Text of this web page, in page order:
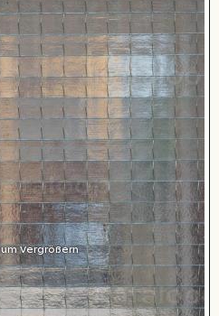
Vergrößern